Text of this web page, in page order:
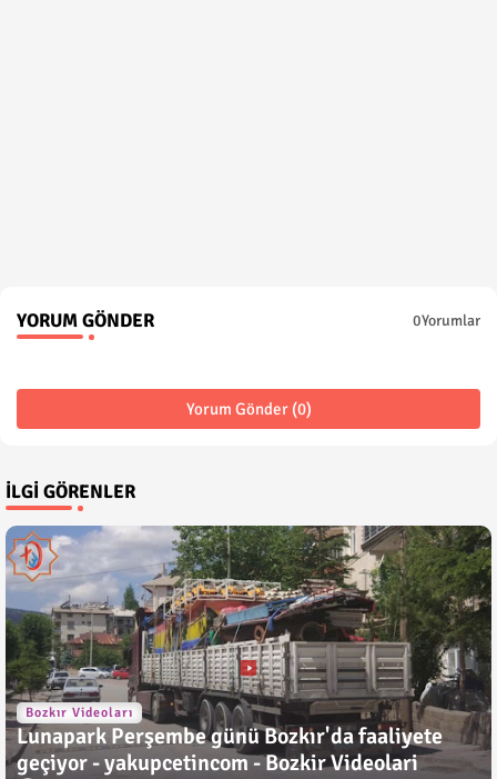
YORUM GÖNDER 0Yorumlar
Yorum Gönder (0)
İLGI GÖRENLER
Bozkır Videoları
Lunapark Perşembe günü Bozkır'da faaliyete
geçiyor - yakupcetincom - Bozkir Videolari